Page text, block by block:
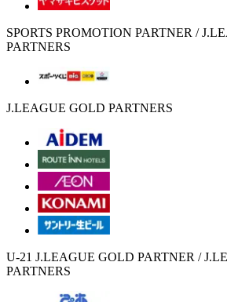
SPORTS PROMOTION PARTNER /
PARTNERS
J.LEAGUE GOLD PARTNERS
U-21 J.LEAGUE GOLD PARTNER /
PARTNERS